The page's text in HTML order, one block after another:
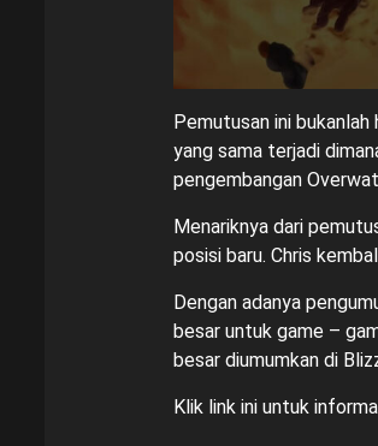
Pemutusan ini
yang sama terjadi
pengembangan
Menariknya dari
posisi baru. Chris
Dengan adanya
besar untuk game –
besar diumumkan di
Klik link iniuntuk